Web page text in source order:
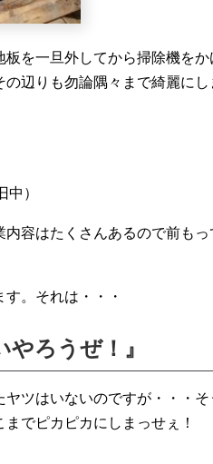
を一旦外してから掃除機を
辺りも勿論隅々まで綺麗にし
）
容はたくさんあるので前も
。それは・・・
やろうぜ！』
ヤツはいないのですが・・・
でピカピカにしまっせぇ！